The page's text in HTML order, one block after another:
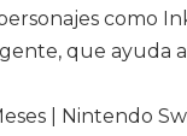
como
que ayuda a
| Nintendo